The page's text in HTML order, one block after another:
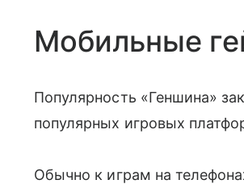
Мобильные
Популярность «Геншина»
популярных игровых
Обычно к играм на